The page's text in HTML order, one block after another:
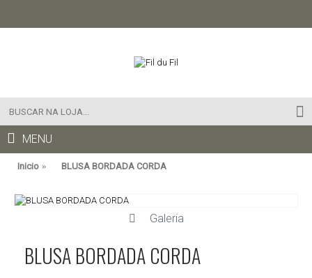
MENU
Inicio BLUSA BORDADA CORDA
Galeria
BLUSA BORDADA CORDA